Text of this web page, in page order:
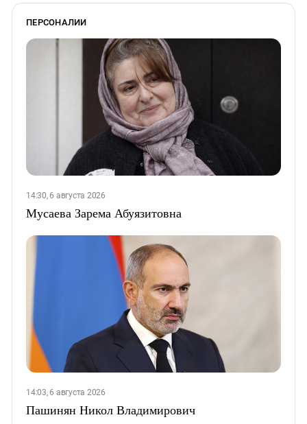
ПЕРСОНАЛИИ
14:30, 6 августа 2026
Мусаева Зарема Абуязитовна
14:03, 6 августа 2026
Пашинян Никол Владимирович